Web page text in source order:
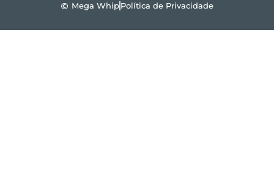
Mega WhipPolítica de Privacidade